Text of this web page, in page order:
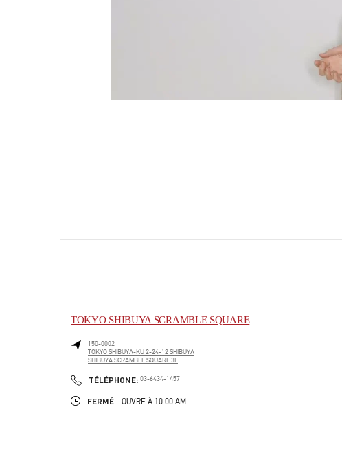
TOKYO SHIBUYA SCRAMBLE SQUARE
150-0002
TOKYOSHIBUYA-KU2-24-12 SHIBUYA
SHIBUYA SCRAMBLE SQUARE 3F
TÉLÉPHONE: PHONE
03-6434-1457
FERMÉ - OUVRE À 10:00 AM